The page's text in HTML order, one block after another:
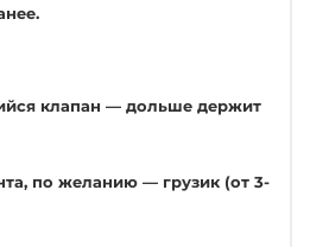
клапан — дольше держит
по желанию — грузик (от 3-